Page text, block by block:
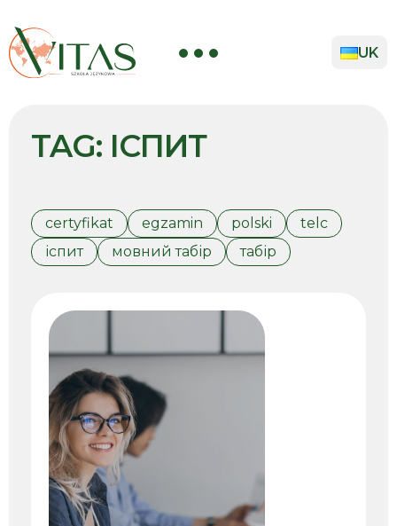
content
UK
TAG: ІСПИТ
certyfikat egzamin polski
telc
іспит
мовний табір табір